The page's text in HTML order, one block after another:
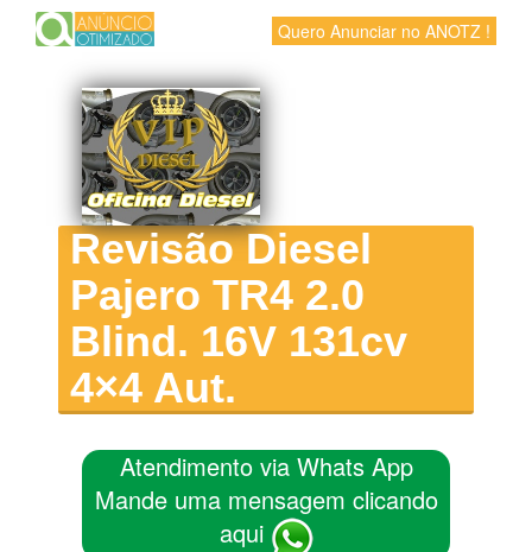
Quero Anunciar no ANOTZ !
Revisão Diesel
Pajero TR4 2.0
Blind. 16V 131cv
4×4 Aut.
Atendimento via Whats App
Mande uma mensagem clicando
aqui